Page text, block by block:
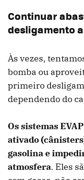
Continuar
desligamento
Às vezes,
bomba ou
primeiro
dependendo do
Os sistemas
ativado
gasolina e
atmosfera. Eles